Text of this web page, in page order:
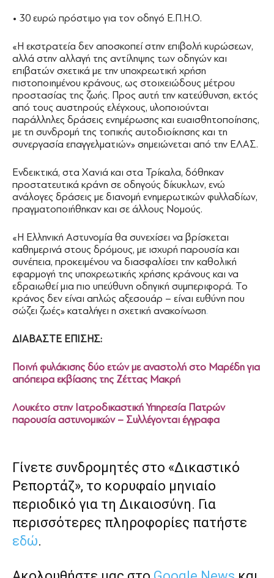
• 30 ευρώ πρόστιμο για τον οδηγό Ε.Π.Η.Ο.
«Η εκστρατεία δεν αποσκοπεί στην επιβολή κυρώσεων,
αλλά στην αλλαγή της αντίληψης των οδηγών και
επιβατών σχετικά με την υποχρεωτική χρήση
πιστοποιημένου κράνους, ως στοιχειώδους μέτρου
προστασίας της ζωής. Προς αυτή την κατεύθυνση, εκτός
από τους αυστηρούς ελέγχους, υλοποιούνται
παράλληλες δράσεις ενημέρωσης και ευαισθητοποίησης,
με τη συνδρομή της τοπικής αυτοδιοίκησης και τη
συνεργασία επαγγελματιών» σημειώνεται από την ΕΛΑΣ.
Ενδεικτικά, στα Χανιά και στα Τρίκαλα, δόθηκαν
προστατευτικά κράνη σε οδηγούς δίκυκλων, ενώ
ανάλογες δράσεις με διανομή ενημερωτικών φυλλαδίων,
πραγματοποιήθηκαν και σε άλλους Νομούς.
«Η Ελληνική Αστυνομία θα συνεχίσει να βρίσκεται
καθημερινά στους δρόμους, με ισχυρή παρουσία και
συνέπεια, προκειμένου να διασφαλίσει την καθολική
εφαρμογή της υποχρεωτικής χρήσης κράνους και να
εδραιωθεί μια πιο υπεύθυνη οδηγική συμπεριφορά. Το
κράνος δεν είναι απλώς αξεσουάρ – είναι ευθύνη που
σώζει ζωές» καταλήγει η σχετική ανακοίνωση.
ΔΙΑΒΑΣΤΕ ΕΠΙΣΗΣ:
Ποινή φυλάκισης δύο ετών με αναστολή στο Μαρέδη για
απόπειρα εκβίασης της Ζέττας Μακρή
Λουκέτο στην Ιατροδικαστική Υπηρεσία Πατρών
παρουσία αστυνομικών – Συλλέγονται έγγραφα
Γίνετε συνδρομητές στο «Δικαστικό
Ρεπορτάζ», το κορυφαίο μηνιαίο
περιοδικό για τη Δικαιοσύνη. Για
περισσότερες πληροφορίες πατήστε
εδώ.